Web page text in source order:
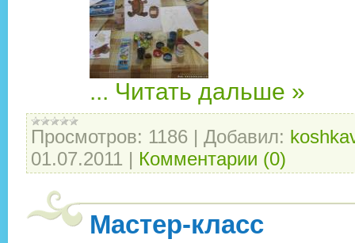
... Читать дальше »
Просмотров: 1186 | Добавил:
01.07.2011 | Комментарии (0)
Мастер-класс